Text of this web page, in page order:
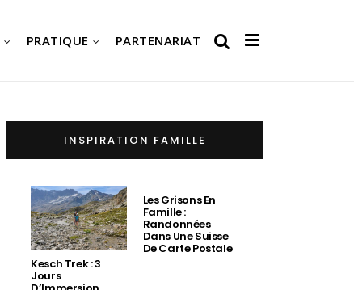
PRATIQUE PARTENARIAT
INSPIRATION FAMILLE
Kesch Trek : 3
Jours
Les Grisons En
Famille :
Randonnées
Dans Une Suisse
De Carte Postale